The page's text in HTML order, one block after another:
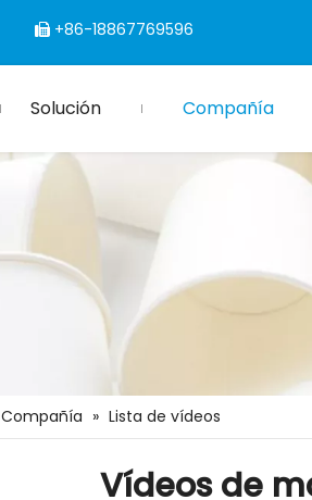
 +86-18867769596
Solución Compañía
Compañía » Lista de vídeos
Vídeos de